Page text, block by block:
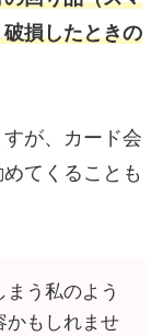
損したときの
が、カード会
てくることも
まう私のよう
かもしれませ